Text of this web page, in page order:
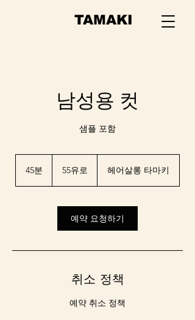
TAMAKI
남성용 컷
샘플 포함
45분 55유로 헤어살롱 타마키
예약 요청하기
취소 정책
예약 취소 정책